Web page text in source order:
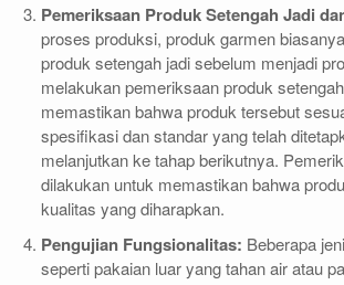
Pemeriksaan Produk Setengah Jadi
proses produksi, produk garmen
produk setengah jadi sebelum menjadi
melakukan pemeriksaan produk
memastikan bahwa produk tersebut
spesifikasi dan standar yang telah
melanjutkan ke tahap berikutnya.
dilakukan untuk memastikan bahwa
kualitas yang diharapkan.
Pengujian Fungsionalitas: Beberapa
seperti pakaian luar yang tahan air atau